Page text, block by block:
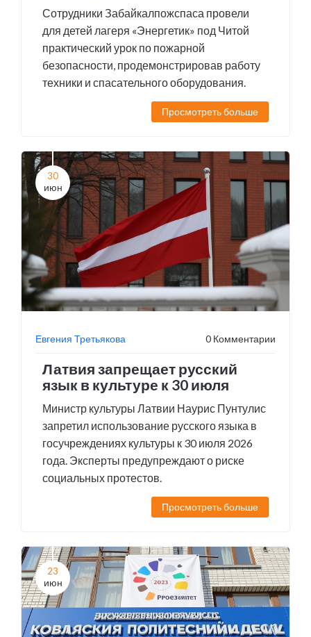
Сотрудники Забайкалпожспаса провели
для детей лагеря «Энергетик» под Читой
практический урок по пожарной
безопасности, продемонстрировав работу
техники и спасательного оборудования.
Просмотреть больше
30
июн
Евгения Третьякова 0 Комментарии
Латвия запрещает русский
язык в культуре к 30 июля
Министр культуры Латвии Наурис Пунтулис
запретил использование русского языка в
госучреждениях культуры к 30 июля 2026
года. Эксперты предупреждают о риске
социальных протестов.
Просмотреть больше
23
июн